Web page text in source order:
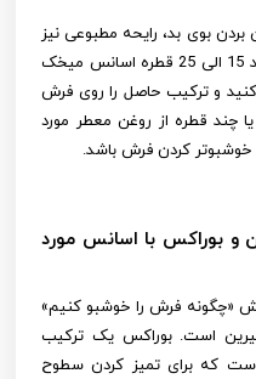
بردن بوی بد، رایحه مطبوعی نیز
به فرش اضافه کنید، می‌توانید در حد 15 الی 25 قطره اسانس میخک
و ترکیب حاصل را روی فرش
چند قطره از روغن معطر مورد
خوشبوتر کردن فرش باشد.
بوراکس با اسانس مورد
«چگونه فرش را خوشبو کنیم»
است. بوراکس یک ترکیب
که برای تمیز کردن سطوح